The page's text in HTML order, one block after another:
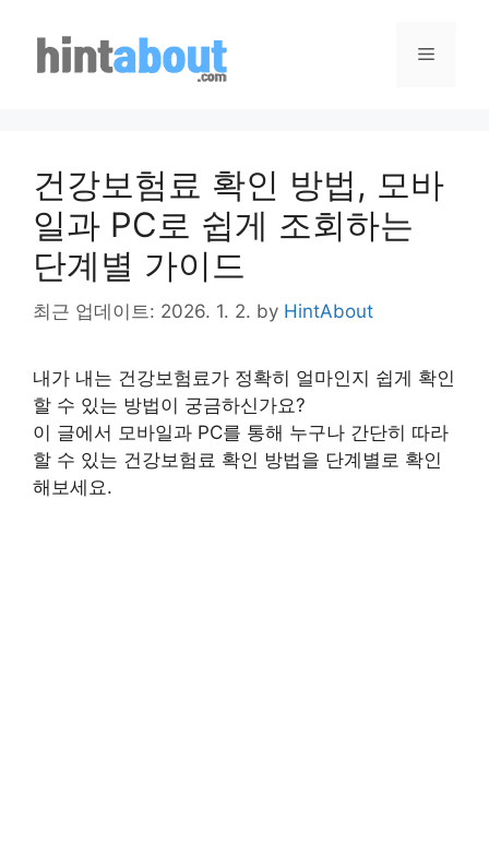
content
Menu
건강보험료 확인 방법, 모바
일과 PC로 쉽게 조회하는
단계별 가이드
최근 업데이트: 2026. 1. 2. by HintAbout
내가 내는 건강보험료가 정확히 얼마인지 쉽게 확인
할 수 있는 방법이 궁금하신가요?
이 글에서 모바일과 PC를 통해 누구나 간단히 따라
할 수 있는 건강보험료 확인 방법을 단계별로 확인
해보세요.